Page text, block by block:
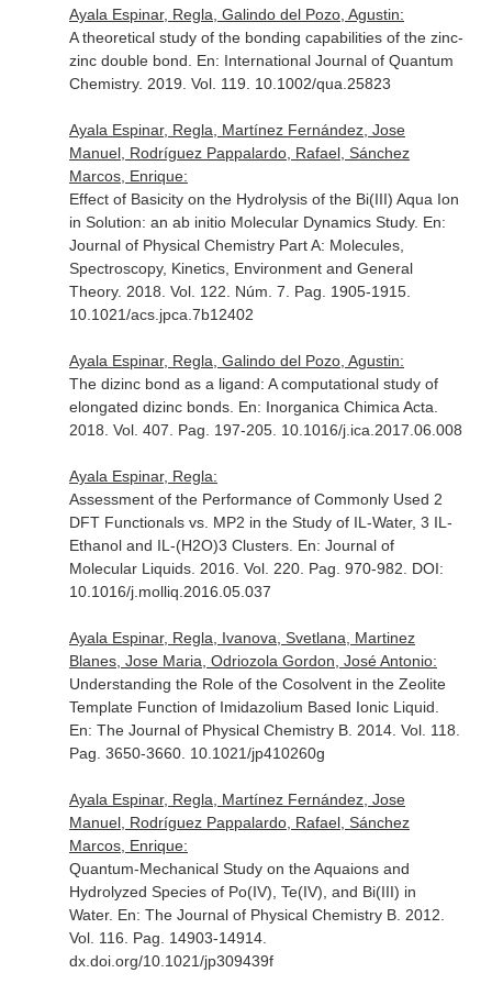
Ayala Espinar, Regla, Galindo del Pozo, Agustin:
A theoretical study of the bonding capabilities of the zinc-
zinc double bond. En: International Journal of Quantum
Chemistry. 2019. Vol. 119. 10.1002/qua.25823
Ayala Espinar, Regla, Martínez Fernández, Jose
Manuel, Rodríguez Pappalardo, Rafael, Sánchez
Marcos, Enrique:
Effect of Basicity on the Hydrolysis of the Bi(III) Aqua Ion
in Solution: an ab initio Molecular Dynamics Study. En:
Journal of Physical Chemistry Part A: Molecules,
Spectroscopy, Kinetics, Environment and General
Theory. 2018. Vol. 122. Núm. 7. Pag. 1905-1915.
10.1021/acs.jpca.7b12402
Ayala Espinar, Regla, Galindo del Pozo, Agustin:
The dizinc bond as a ligand: A computational study of
elongated dizinc bonds. En: Inorganica Chimica Acta
2018. Vol. 407. Pag. 197-205. 10.1016/j.ica.2017.06.008
Ayala Espinar, Regla:
Assessment of the Performance of Commonly Used 2
DFT Functionals vs. MP2 in the Study of IL-Water, 3 IL-
Ethanol and IL-(H2O)3 Clusters. En: Journal of
Molecular Liquids. 2016. Vol. 220. Pag. 970-982. DOI:
10.1016/j.molliq.2016.05.037
Ayala Espinar, Regla, Ivanova, Svetlana, Martinez
Blanes, Jose Maria, Odriozola Gordon, José Antonio:
Understanding the Role of the Cosolvent in the Zeolite
Template Function of Imidazolium Based Ionic Liquid.
En: The Journal of Physical Chemistry B. 2014. Vol. 118.
Pag. 3650-3660. 10.1021/jp410260g
Ayala Espinar, Regla, Martínez Fernández, Jose
Manuel, Rodríguez Pappalardo, Rafael, Sánchez
Marcos, Enrique:
Quantum-Mechanical Study on the Aquaions and
Hydrolyzed Species of Po(IV), Te(IV), and Bi(III) in
Water. En: The Journal of Physical Chemistry B. 2012.
Vol. 116. Pag. 14903-14914.
dx.doi.org/10.1021/jp309439f